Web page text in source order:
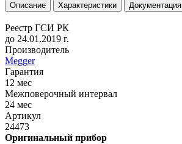
Описание Характеристики Документация
Реестр ГСИ РК
до 24.01.2019 г.
Производитель
Megger
Гарантия
12 мес
Межповерочный интервал
24 мес
Артикул
24473
Оригинальный прибор